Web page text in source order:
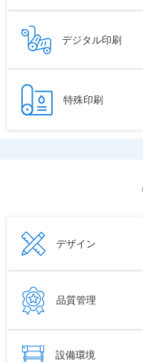
デジタル印刷
特殊印刷
デザイン
品質管理
設備環境